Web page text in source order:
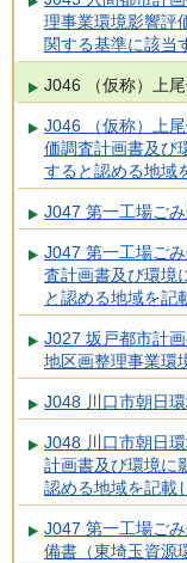
理事業環境影響評
関する基準に該当
J046 （仮称）上
J046 （仮称）上
価調査計画書及び
すると認める地域
J047 第一工場ご
J047 第一工場ご
査計画書及び環境
と認める地域を記
J027 坂戸都市計
地区画整理事業環
J048 川口市朝日
J048 川口市朝日
計画書及び環境に
認める地域を記載
J047 第一工場ご
備書（東埼玉資源